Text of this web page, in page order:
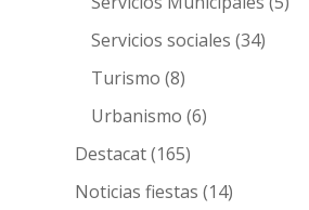
Servicios sociales (34)
Turismo (8)
Urbanismo (6)
Destacat(165)
Noticias fiestas (14)